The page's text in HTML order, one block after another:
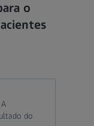
o
do